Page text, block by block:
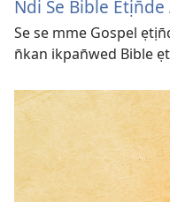
Ndi Se Bible
Se se mme Gospel
n̄kan ikpan̄wed Bible